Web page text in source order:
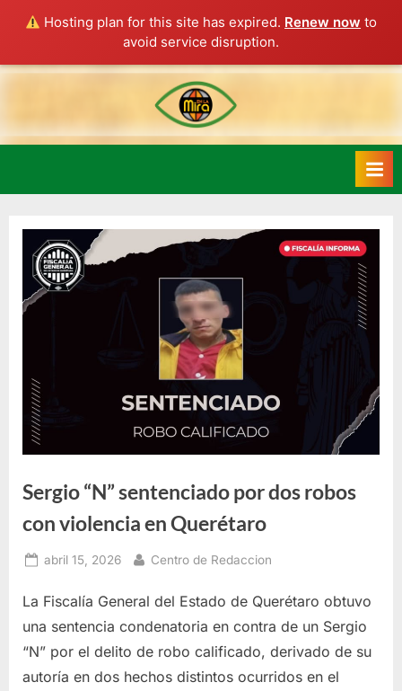
Hosting plan for this site has expired. Renew now to
avoid service disruption.
Skip
content
Sergio “N” sentenciado por dos robos
con violencia en Querétaro
Posted
abril 15, 2026 By
Centro de Redaccion
La Fiscalía General del Estado de Querétaro obtuvo
una sentencia condenatoria en contra de un Sergio
“N” por el delito de robo calificado, derivado de su
autoría en dos hechos distintos ocurridos en el